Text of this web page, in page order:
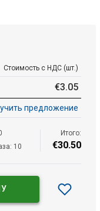
Стоимость с НДС (шт.)
€3.05
предложение
10
Итого:
€30.50